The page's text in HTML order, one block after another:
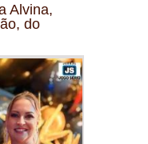
Alvina,
do